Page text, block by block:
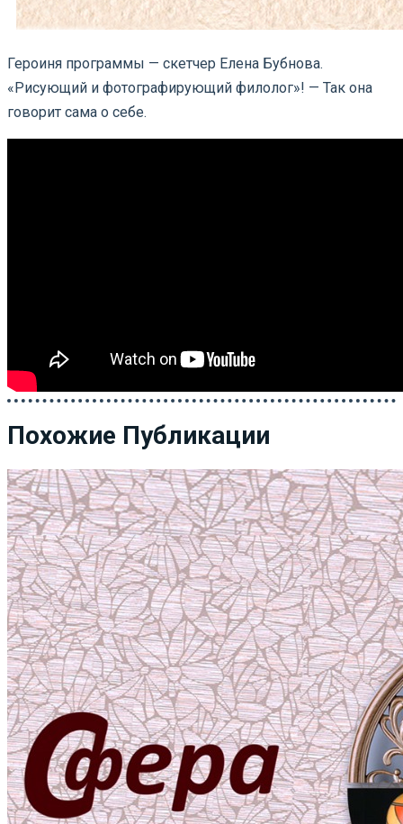
Героиня программы — скетчер Елена Бубнова.
«Рисующий и фотографирующий филолог»! — Так она
говорит сама о себе.
Похожие Публикации